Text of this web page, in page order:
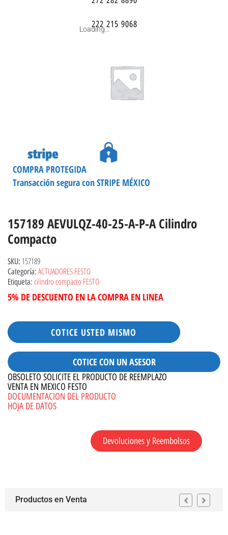
222 215 9068
Loading...
Transacción segura con STRIPE MÉXICO
COMPRA PROTEGIDA
157189 AEVULQZ-40-25-A-P-A Cilindro
Compacto
SKU: 157189
Categoría: ACTUADORES FESTO
Etiqueta: cilindro compacto FESTO
5% DE DESCUENTO EN LA COMPRA EN LINEA
COTICE USTED MISMO
COTICE CON UN ASESOR
OBSOLETO SOLICITE EL PRODUCTO DE REEMPLAZO
VENTA EN MEXICO FESTO
DOCUMENTACION DEL PRODUCTO
HOJA DE DATOS
Devoluciones y Reembolsos
Productos en Venta